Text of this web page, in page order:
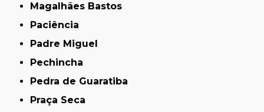
Magalhães Bastos
Paciência
Padre Miguel
Pechincha
Pedra de Guaratiba
Praça Seca